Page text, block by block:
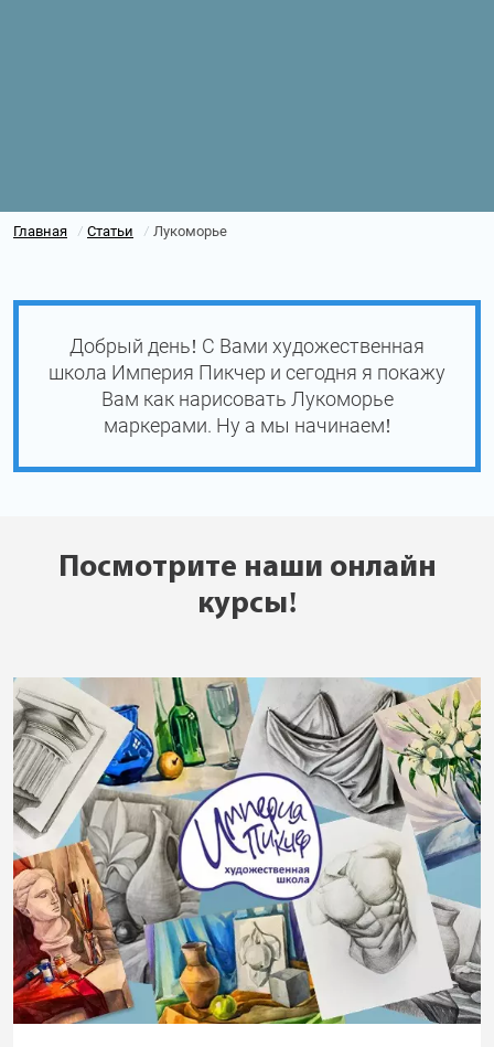
Главная / Статьи / Лукоморье
Добрый день! С Вами художественная
школа Империя Пикчер и сегодня я покажу
Вам как нарисовать Лукоморье
маркерами. Ну а мы начинаем!
Посмотрите наши онлайн
курсы!